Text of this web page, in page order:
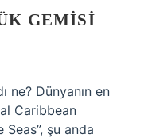
GEMISI
ne? Dünyanın en
Caribbean
şu anda